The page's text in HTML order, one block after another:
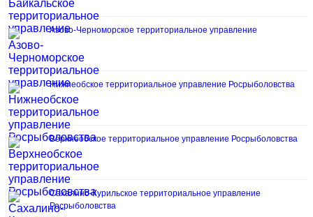
Азово-Черноморское территориальное управление
Нижнеобское территориальное управление Росрыболовства
Верхнеобское территориальное управление Росрыболовства
Сахалино-Курильское территориальное управление
Росрыболовства